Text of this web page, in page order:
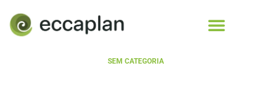
SEM CATEGORIA